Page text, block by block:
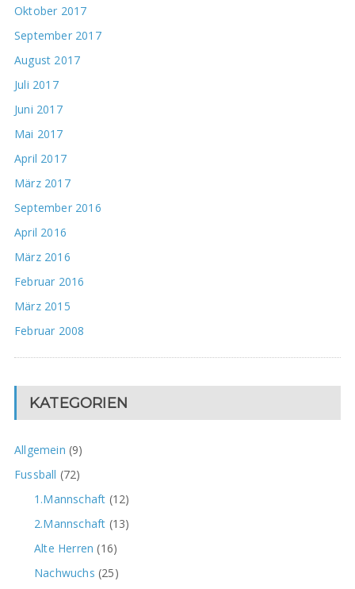
Oktober 2017
September 2017
August 2017
Juli 2017
Juni 2017
Mai 2017
April 2017
März 2017
September 2016
April 2016
März 2016
Februar 2016
März 2015
Februar 2008
KATEGORIEN
Allgemein (9)
Fussball (72)
1.Mannschaft (12)
2.Mannschaft (13)
Alte Herren (16)
Nachwuchs (25)